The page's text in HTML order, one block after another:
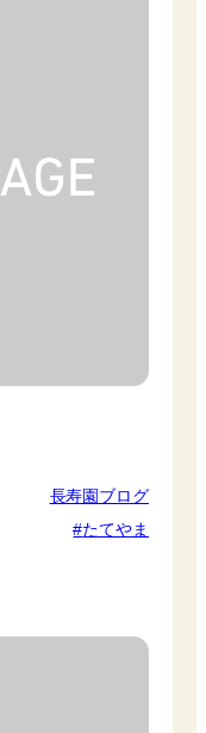
長寿園ブログ
たてやま